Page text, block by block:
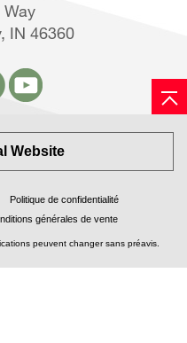
Way
IN 46360
Website
Politique de confidentialité
générales de vente
peuvent changer sans préavis.